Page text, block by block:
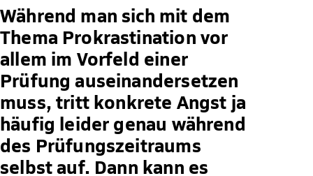
Während man sich mit dem
Thema Prokrastination vor
allem im Vorfeld einer
Prüfung auseinandersetzen
muss, tritt konkrete Angst ja
häufig leider genau während
des Prüfungszeitraums
selbst auf. Dann kann es